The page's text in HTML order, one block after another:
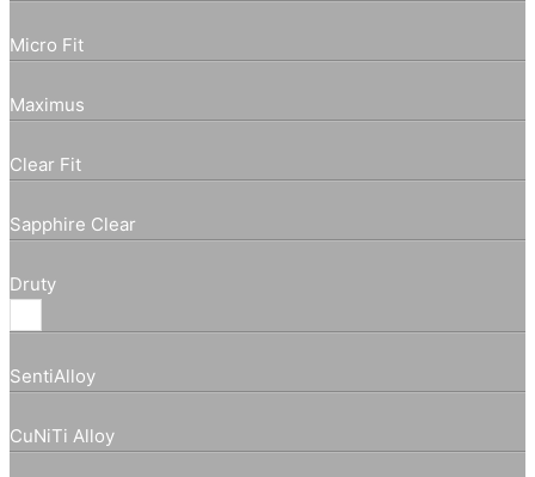
Micro Fit
Maximus
Clear Fit
Sapphire Clear
Druty
SentiAlloy
CuNiTi Alloy